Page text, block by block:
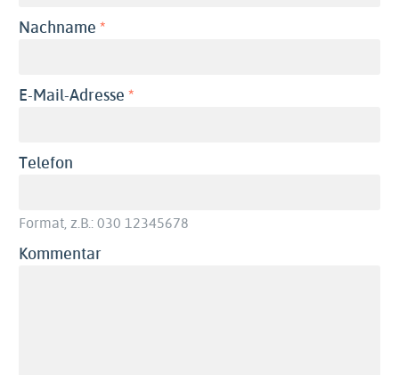
Nachname(erforderlich)
E-Mail-Adresse(erforderlich)
Telefon
Format, z.B.: 030 12345678
Kommentar